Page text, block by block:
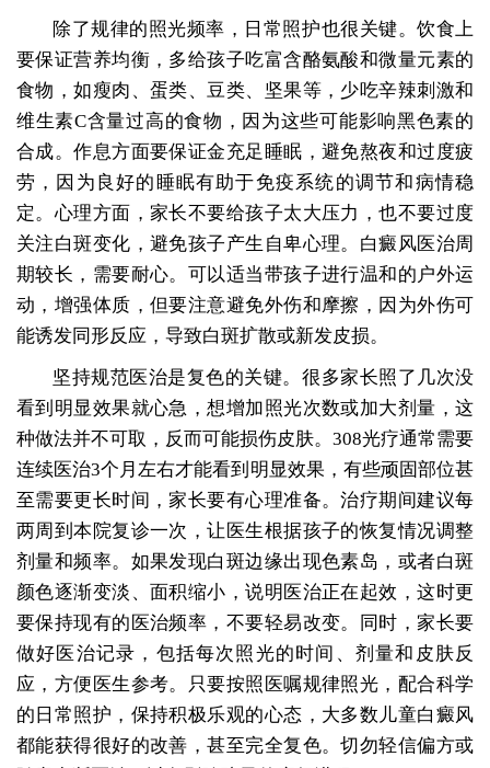
除了规律的照光频率，日常照护也很关键。饮食上
要保证营养均衡，多给孩子吃富含酪氨酸和微量元素的
食物，如瘦肉、蛋类、豆类、坚果等，少吃辛辣刺激和
维生素C含量过高的食物，因为这些可能影响黑色素的
合成。作息方面要保证金充足睡眠，避免熬夜和过度疲
劳，因为良好的睡眠有助于免疫系统的调节和病情稳
定。心理方面，家长不要给孩子太大压力，也不要过度
关注白斑变化，避免孩子产生自卑心理。白癜风医治周
期较长，需要耐心。可以适当带孩子进行温和的户外运
动，增强体质，但要注意避免外伤和摩擦，因为外伤可
能诱发同形反应，导致白斑扩散或新发皮损。
坚持规范医治是复色的关键。很多家长照了几次没
看到明显效果就心急，想增加照光次数或加大剂量，这
种做法并不可取，反而可能损伤皮肤。308光疗通常需要
连续医治3个月左右才能看到明显效果，有些顽固部位甚
至需要更长时间，家长要有心理准备。治疗期间建议每
两周到本院复诊一次，让医生根据孩子的恢复情况调整
剂量和频率。如果发现白斑边缘出现色素岛，或者白斑
颜色逐渐变淡、面积缩小，说明医治正在起效，这时更
要保持现有的医治频率，不要轻易改变。同时，家长要
做好医治记录，包括每次照光的时间、剂量和皮肤反
应，方便医生参考。只要按照医嘱规律照光，配合科学
的日常照护，保持积极乐观的心态，大多数儿童白癜风
都能获得很好的改善，甚至完全复色。切勿轻信偏方或